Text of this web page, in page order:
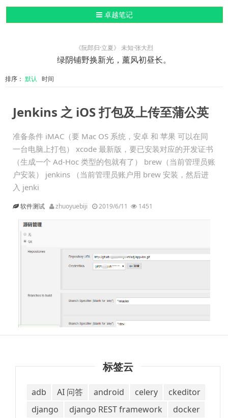
导航切换
卓越笔记
《阮郎归·立夏》 未知·张大烈
绿阴铺野换新光，薰风初昼长。
排序： 默认 时间
Jenkins 之 iOS 打包及上传至蒲公英
准备条件 iMAC（要 Mac OS 系统，安卓 和 苹果 可以在同
一台电脑上打包） xcode 最新版，要已安装对应的开发证书
（生成一个 Ad-Hoc 类型的包就有了） brew（当前管理员账
户安装） jenkins （当前管理员账户用 brew 安装，然后进
入 jenki
软件测试 zhuoyuebiji 2019/6/11 1451
标签云
adb AI 问答 android celery
ckeditor
django
django REST framework
docker